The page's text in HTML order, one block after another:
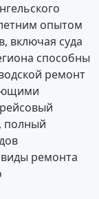
опытом
включая суда
способны
ремонт
полный
ремонта